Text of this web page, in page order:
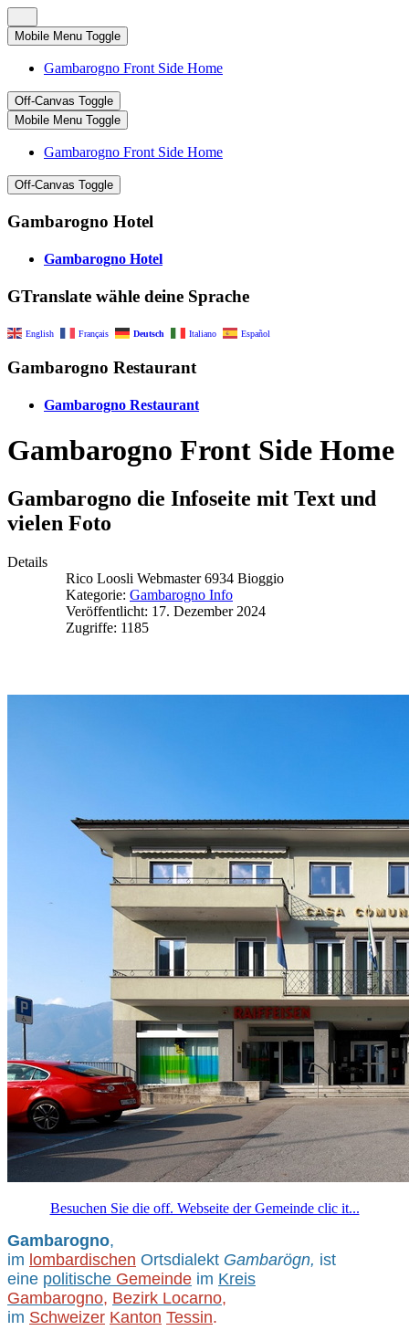
Mobile Menu Toggle
Gambarogno Front Side Home
Off-Canvas Toggle
Mobile Menu Toggle
Gambarogno Front Side Home
Off-Canvas Toggle
Gambarogno Hotel
Gambarogno Hotel
GTranslate wähle deine Sprache
English Français Deutsch Italiano Español
Gambarogno Restaurant
Gambarogno Restaurant
Gambarogno Front Side Home
Gambarogno die Infoseite mit Text und
vielen Foto
Details
Rico Loosli Webmaster 6934 Bioggio
Kategorie: Gambarogno Info
Veröffentlicht: 17. Dezember 2024
Zugriffe: 1185
Besuchen Sie die off. Webseite der Gemeinde clic it...
Gambarogno,
im lombardischen Ortsdialekt Gambarögn, ist
eine politische Gemeinde im Kreis
Gambarogno, Bezirk Locarno,
im Schweizer Kanton Tessin.